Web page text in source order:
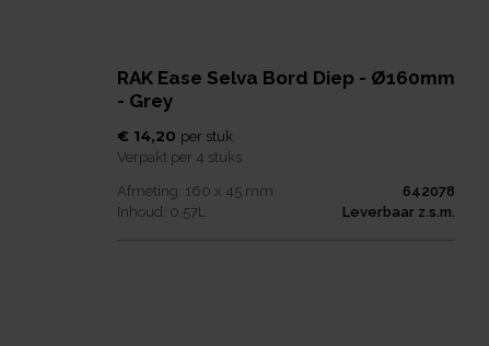
RAK Ease Selva Bord Diep - Ø160mm
- Grey
€ 14,20 per stuk
Verpakt per 4 stuks
Afmeting: 160 x 45 mm
Inhoud: 0,57L
642078
Leverbaar z.s.m.